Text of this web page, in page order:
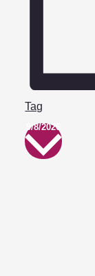
Tag
9/8/2026
wählen.